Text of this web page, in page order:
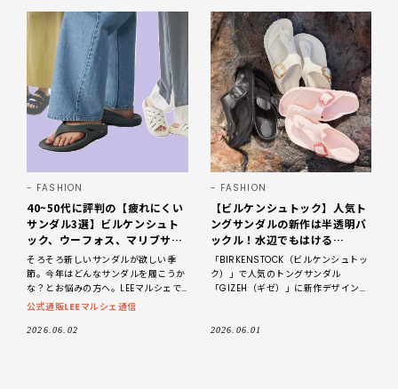
FASHION
40~50代に評判の【疲れにくい
サンダル3選】ビルケンシュト
ック、ウーフォス、マリブサン
ダルズ
そろそろ新しいサンダルが欲しい季
節。今年はどんなサンダルを履こうか
な？とお悩みの方へ。LEEマルシェで
も特に評判の高いブランド、ビルケン
ダルズから、おすすめ
公式通販LEEマルシェ通信
2026.06.02
FASHION
【ビルケンシュトック】人気ト
ングサンダルの新作は半透明バ
ックル！水辺でもはける
「GIZEH BIG BUCKLE EVA」
に注目
「BIRKENSTOCK（ビルケンシュトッ
ク）」で人気のトングサンダル
「GIZEH（ギゼ）」に新作デザインが
2026.06.01